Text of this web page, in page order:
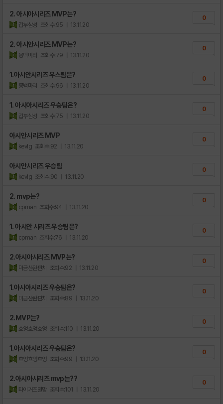
2. 아시아시리즈 MVP는?
갑부삼성 조회수:95 | 13.11.20
0
2. 아시안시리즈 MVP는?
몽백마리 조회수:79 | 13.11.20
0
1.아시안시리즈 우스팀은?
몽백마리 조회수:96 | 13.11.20
0
1. 아시아시리즈 우승팀은?
갑부삼성 조회수:75 | 13.11.20
0
아시안시리즈 MVP
kevlg 조회수:92 | 13.11.20
0
아시안시리즈 우승팀
kevlg 조회수:90 | 13.11.20
0
2. mvp는?
cpman 조회수:94 | 13.11.20
0
1. 아시안 시리즈 우승팀은?
cpman 조회수:76 | 13.11.20
0
2.아시아시리즈 MVP는?
마금산완판치 조회수:92 | 13.11.20
0
1.아시아시리즈 우승팀은?
마금산완판치 조회수:89 | 13.11.20
0
2.MVP는?
흐엉흐엉흐엉 조회수:110 | 13.11.20
0
1.아시아시리즈 우승팀은?
흐엉흐엉흐엉 조회수:99 | 13.11.20
0
2.아시아시리즈 mvp는??
타이거즈멸망 조회수:101 | 13.11.20
0